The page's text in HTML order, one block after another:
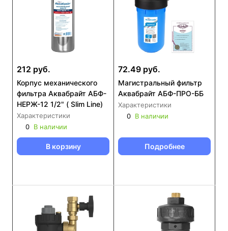
212 руб.
Корпус механического
фильтра Аквабрайт АБФ-
НЕРЖ-12 1/2" ( Slim Line)
Характеристики
0 В наличии
В корзину
72.49 руб.
Магистральный фильтр
Аквабрайт АБФ-ПРО-ББ
Характеристики
0 В наличии
Подробнее